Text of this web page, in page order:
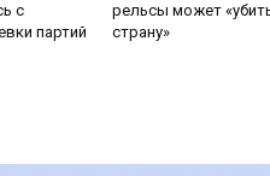
с
партий
рельсы может
страну»